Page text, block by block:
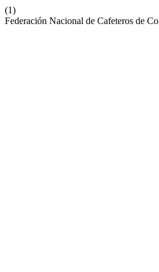
(1)
Federación Nacional de Cafeteros de